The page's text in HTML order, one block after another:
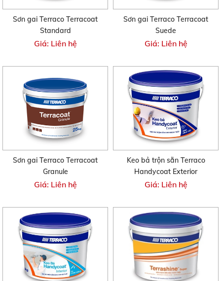
Sơn gai Terraco Terracoat
Standard
Giá: Liên hệ
Sơn gai Terraco Terracoat
Suede
Giá: Liên hệ
Sơn gai Terraco Terracoat
Granule
Giá: Liên hệ
Keo bả trộn sẵn Terraco
Handycoat Exterior
Giá: Liên hệ